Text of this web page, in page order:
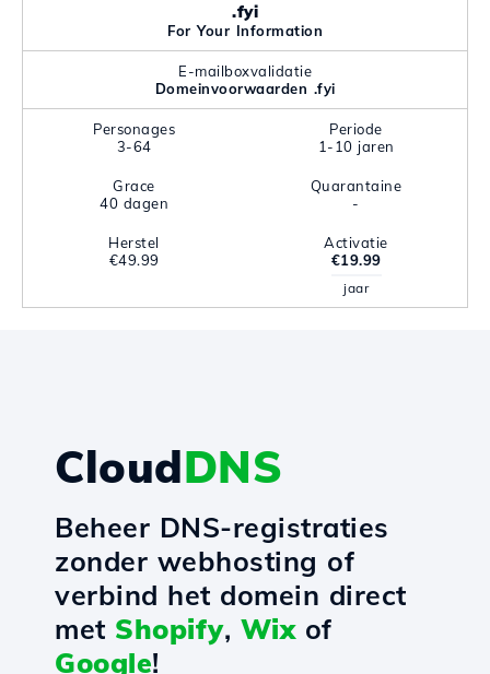
.fyi
For Your Information
E-mailboxvalidatie
Domeinvoorwaarden .fyi
Personages
3-64
Periode
1-10 jaren
Grace
40 dagen
Quarantaine
-
Herstel
€49.99
Activatie
€19.99
jaar
CloudDNS
Beheer DNS-registraties
zonder webhosting of
verbind het domein direct
met Shopify, Wixof
Google!